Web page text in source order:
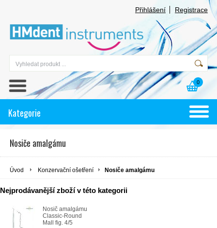
Přihlášení Registrace
0
Kategorie
Nosiče amalgámu
Úvod Konzervační ošetření Nosiče amalgámu
Nejprodávanější zboží v této kategorii
Nosič amalgámu
Classic-Round
Mall fig. 4/5